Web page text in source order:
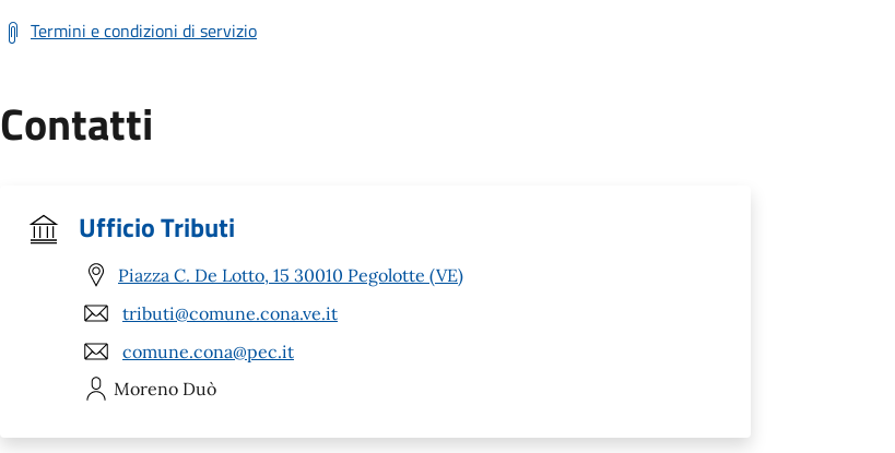
Termini e condizioni di servizio
Contatti
Ufficio Tributi
Piazza C. De Lotto, 15 30010 Pegolotte (VE)
tributi@comune.cona.ve.it
comune.cona@pec.it
Moreno Duò